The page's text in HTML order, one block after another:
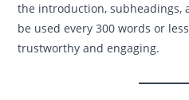
the introduction, subheadings,
be used every 300 words or
trustworthy and engaging.